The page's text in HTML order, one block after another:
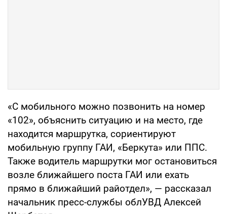
«С мобильного можно позвонить на номер
«102», объяснить ситуацию и на место, где
находится маршрутка, сориентируют
мобильную группу ГАИ, «Беркута» или ППС.
Также водитель маршрутки мог остановиться
возле ближайшего поста ГАИ или ехать
прямо в ближайший райотдел», — рассказал
начальник пресс-службы облУВД Алексей